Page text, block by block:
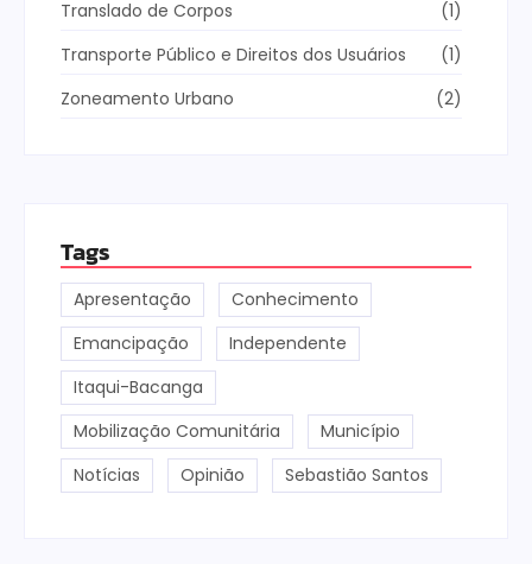
Translado de Corpos
(1)
Transporte Público e Direitos dos Usuários
(1)
Zoneamento Urbano
(2)
Tags
Apresentação
Conhecimento
Emancipação
Independente
Itaqui-Bacanga
Mobilização Comunitária
Município
Notícias
Opinião Sebastião Santos